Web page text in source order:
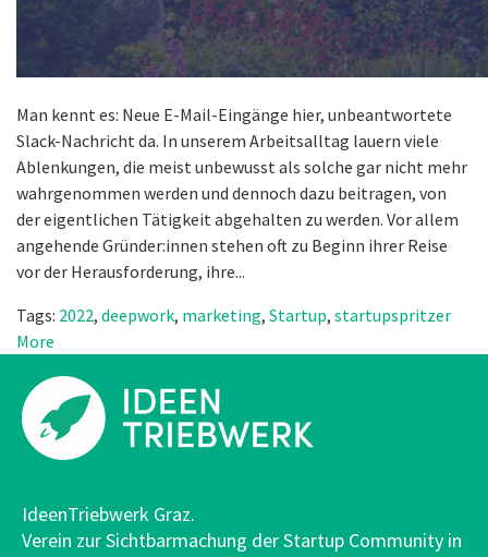
Man kennt es: Neue E-Mail-Eingänge hier, unbeantwortete
Slack-Nachricht da. In unserem Arbeitsalltag lauern viele
Ablenkungen, die meist unbewusst als solche gar nicht mehr
wahrgenommen werden und dennoch dazu beitragen, von
der eigentlichen Tätigkeit abgehalten zu werden. Vor allem
angehende Gründer:innen stehen oft zu Beginn ihrer Reise
vor der Herausforderung, ihre...
Tags: 2022, deepwork, marketing, Startup, startupspritzer
More
IdeenTriebwerk Graz.
Verein zur Sichtbarmachung der Startup Community in